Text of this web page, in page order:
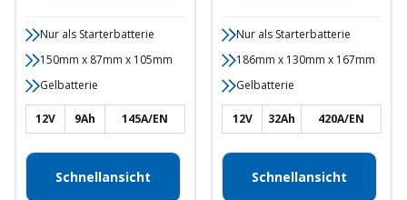
Nur als Starterbatterie
150mm x 87mm x 105mm
Gelbatterie
12V 9Ah 145A/EN
Schnellansicht
Nur als Starterbatterie
186mm x 130mm x 167mm
Gelbatterie
12V 32Ah 420A/EN
Schnellansicht